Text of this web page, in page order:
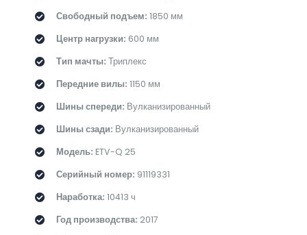
Свободный подъем: 1850 мм
Центр нагрузки: 600 мм
Тип мачты: Триплекс
Передние вилы: 1150 мм
Шины спереди: Вулканизированный
Шины сзади: Вулканизированный
Модель: ETV-Q 25
Серийный номер: 91119331
Наработка: 10413 ч
Год производства: 2017